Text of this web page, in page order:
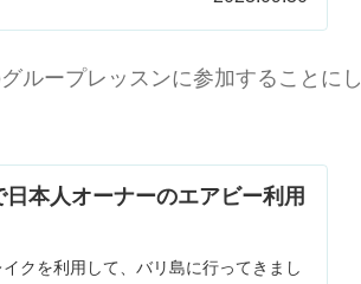
ループレッスンに参加することにし
本人オーナーのエアビー利用
クを利用して、バリ島に行ってきまし